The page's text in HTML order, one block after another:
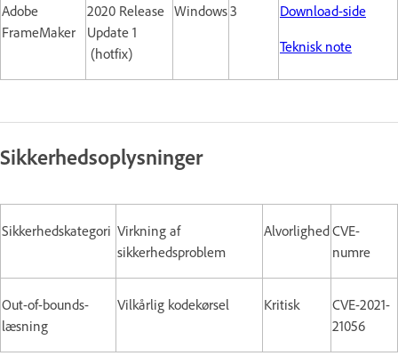
Adobe
FrameMaker
2020 Release
Update 1
(hotfix)
Windows3
Download-side
Teknisk note
Sikkerhedsoplysninger
Sikkerhedskategori Virkning af
sikkerhedsproblem
AlvorlighedCVE-
numre
Out-of-bounds-
læsning
Vilkårlig kodekørsel Kritisk
CVE-2021-
21056